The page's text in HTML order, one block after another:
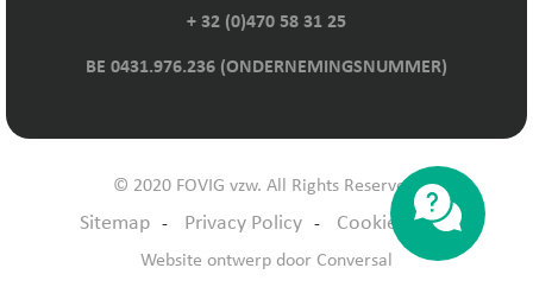
+ 32 (0)470 58 31 25
BE 0431.976.236 (ONDERNEMINGSNUMMER)
© 2020 FOVIG vzw. All Rights Reserved.
Sitemap Privacy Policy Cookie Policy
Website ontwerp door Conversal